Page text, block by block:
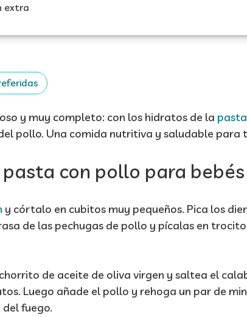
extra
y muy completo: con los hidratos de la pasta
pollo. Una comida nutritiva y saludable para
con pollo para bebés
y córtalo en cubitos muy pequeños. Pica los
de las pechugas de pollo y pícalas en
de aceite de oliva virgen y saltea el
Luego añade el pollo y rehoga un par de
fuego.